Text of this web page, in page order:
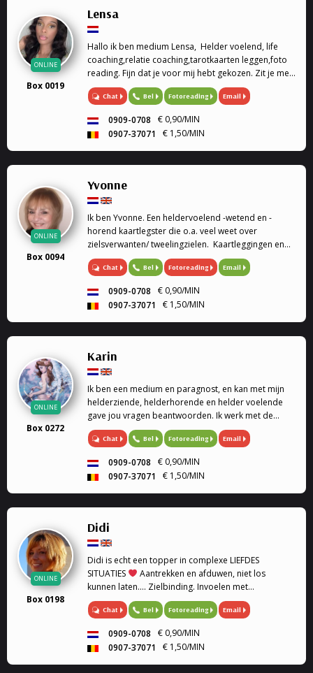
ONLINE
Box 0019
Lensa
Hallo ik ben medium Lensa, Helder voelend, life
coaching,relatie coaching,tarotkaarten leggen,foto
reading. Fijn dat je voor mij hebt gekozen. Zit je met
vragen over welke situatie dan ook in jouw leven
help ik als jarenlange ervaren medium jou graag om
Chat Bel Fotoreading Email
0909-0708
€ 0,90/MIN
0907-37071
€ 1,50/MIN
ONLINE
Box 0094
Yvonne
Ik ben Yvonne. Een heldervoelend -wetend en -
horend kaartlegster die o.a. veel weet over
zielsverwanten/ tweelingzielen. Kaartleggingen en
pendel Ik kan voor u de Lenormandkaarteni of de
Engelenkaarten leggen (soms gebruik ik ook mijn
Chat Bel Fotoreading Email
0909-0708
€ 0,90/MIN
0907-37071
€ 1,50/MIN
ONLINE
Box 0272
Karin
Ik ben een medium en paragnost, en kan met mijn
helderziende, helderhorende en helder voelende
gave jou vragen beantwoorden. Ik werk met de
engelen kaarten en geef engelen readings en
healing. Mijn specialiteit is tweeling zielen, en liefde.
Chat Bel Fotoreading Email
0909-0708
€ 0,90/MIN
0907-37071
€ 1,50/MIN
ONLINE
Box 0198
Didi
Didi is echt een topper in complexe LIEFDES
SITUATIES
Aantrekken en afduwen, niet los
kunnen laten.... Zielbinding. Invoelen met
geboortedatum en astrologie. Medium, Astrologe,
kaartleggen. Coach, Relatie Coach, Droomverklaring,
Helderwetend.
Chat Bel Fotoreading Email
0909-0708
€ 0,90/MIN
0907-37071
€ 1,50/MIN